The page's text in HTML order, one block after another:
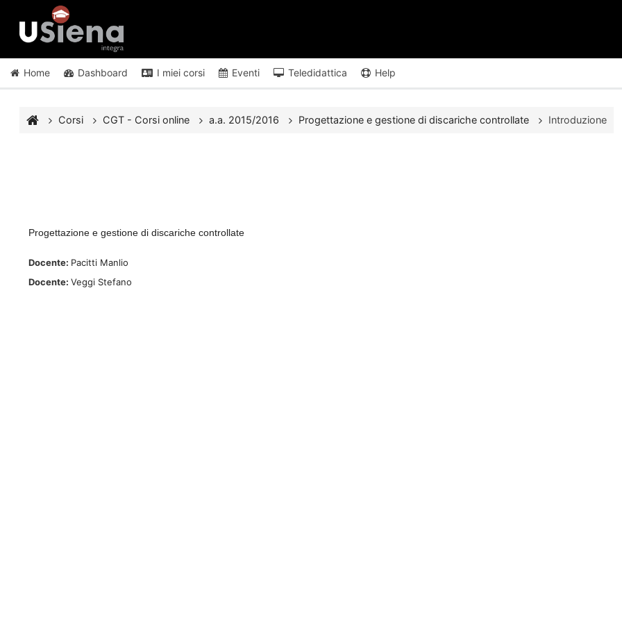
Vai al contenuto principale
Home Dashboard I miei corsi Eventi Teledidattica Help
Corsi CGT - Corsi online a.a. 2015/2016 Progettazione e gestione di discariche controllate Introduzione
Progettazione e gestione di discariche controllate
Docente: Pacitti Manlio
Docente:Veggi Stefano